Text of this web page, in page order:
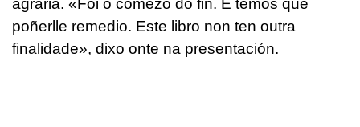
agraria. «Foi o comezo do fin. E temos que
poñerlle remedio. Este libro non ten outra
finalidade», dixo onte na presentación.